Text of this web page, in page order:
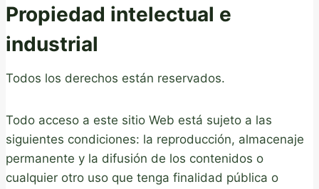
Propiedad intelectual e
industrial
Todos los derechos están reservados.
Todo acceso a este sitio Web está sujeto a las
siguientes condiciones: la reproducción, almacenaje
permanente y la difusión de los contenidos o
cualquier otro uso que tenga finalidad pública o